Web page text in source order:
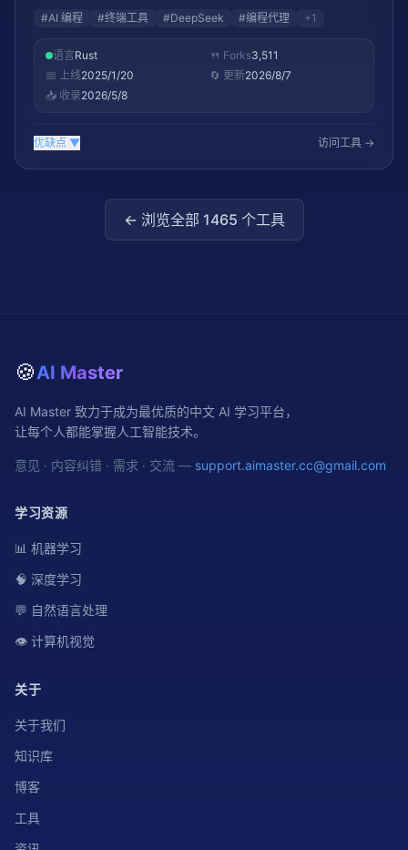
#AI 编程 #终端工具 #DeepSeek #编程代理 +1
语言Rust 🍴 Forks3,511
📅 上线2025/1/20 🔄 更新2026/8/7
📥 收录2026/5/8
优缺点 ▼ 访问工具 →
← 浏览全部 1465 个工具
🍪AI Master
AI Master 致力于成为最优质的中文 AI 学习平台，
让每个人都能掌握人工智能技术。
意见 · 内容纠错 · 需求 · 交流 — support.aimaster.cc@gmail.com
学习资源
📊 机器学习
🧠 深度学习
💬 自然语言处理
👁️ 计算机视觉
关于
关于我们
知识库
博客
工具